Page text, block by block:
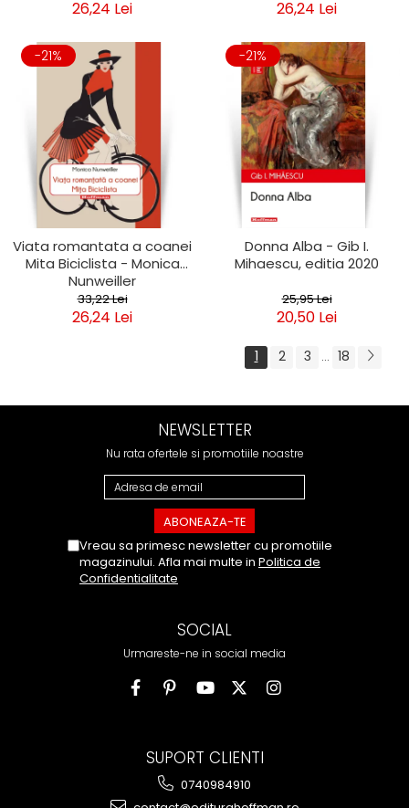
26,24 Lei 26,24 Lei
-21%
Viata romantata a coanei
Mita Biciclista - Monica
Nunweiller
33,22 Lei
26,24 Lei
-21%
Donna Alba - Gib I.
Mihaescu, editia 2020
25,95 Lei
20,50 Lei
1 2 3 ... 18
NEWSLETTER
Nu rata ofertele si promotiile noastre
Vreau sa primesc newsletter cu promotiile
magazinului. Afla mai multe in Politica de
Confidentialitate
SOCIAL
Urmareste-ne in social media
SUPORT CLIENTI
0740984910